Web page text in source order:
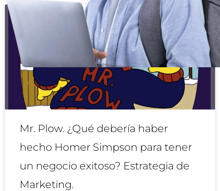
Mr. Plow. ¿Qué debería haber
hecho Homer Simpson para tener
un negocio exitoso? Estrategia de
Marketing.